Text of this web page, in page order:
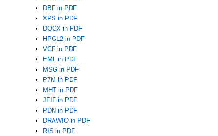
DBF in PDF
XPS in PDF
DOCX in PDF
HPGL2 in PDF
VCF in PDF
EML in PDF
MSG in PDF
P7M in PDF
MHT in PDF
JFIF in PDF
PDN in PDF
DRAWIO in PDF
RIS in PDF